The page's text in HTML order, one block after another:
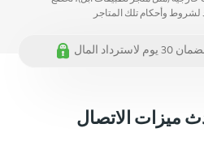
ميزات الاتصال